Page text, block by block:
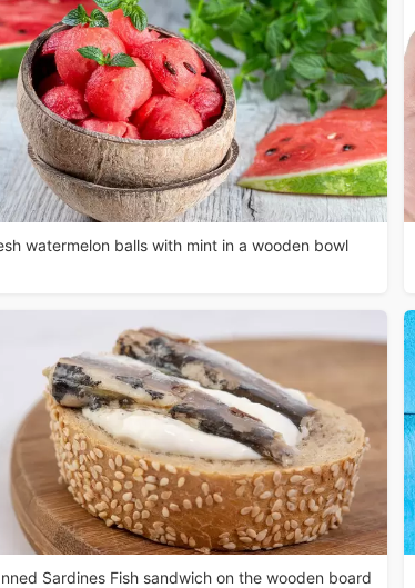
watermelon balls with mint in a wooden bowl
Sardines Fish sandwich on the wooden board